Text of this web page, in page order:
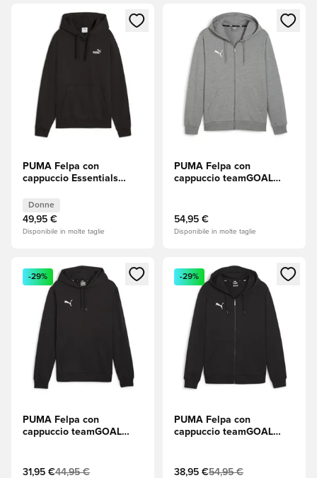
Apre una finestra modale per accedere o registrarsi come
PUMA Felpa con
cappuccio Essentials
Black (Nero) Donna
Donne
49,95 €
Disponibile in molte taglie
Apre una finestra modale
PUMA Felpa con
cappuccio teamGOAL
mélange)/PUMA White
(Bianco)
54,95 €
Disponibile in molte taglie
Apre una finestra modale per accedere o registrarsi come
-29%
PUMA Felpa con
cappuccio teamGOAL
31,95 €44,95 €
Apre una finestra modale
-29%
PUMA Felpa con
cappuccio teamGOAL
(Bianco)
38,95 €54,95 €